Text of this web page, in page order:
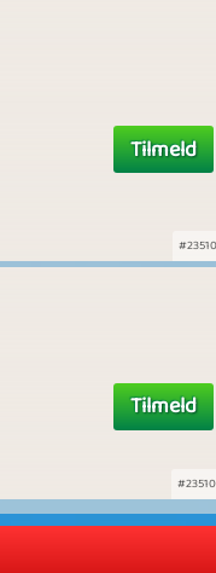
Tilmeld
Tilmeld